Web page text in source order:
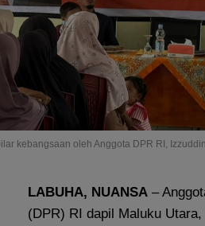
kebangsaan oleh Anggota DPR RI,
LABUHA, NUANSA –
(DPR) RI dapil Maluku